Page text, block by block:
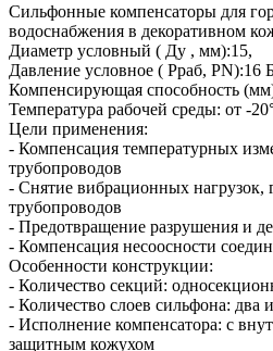
Сильфонные компенсаторы для
водоснабжения в декоративном
Диаметр условный ( Ду , мм):15,
Давление условное ( Рраб, PN):16
Компенсирующая способность
Температура рабочей среды: от -
Цели применения:
- Компенсация температурных
трубопроводов
- Снятие вибрационных нагрузок,
трубопроводов
- Предотвращение разрушения и
- Компенсация несоосности
Особенности конструкции:
- Количество секций:
- Количество слоев сильфона: два
- Исполнение компенсатора: с
защитным кожухом